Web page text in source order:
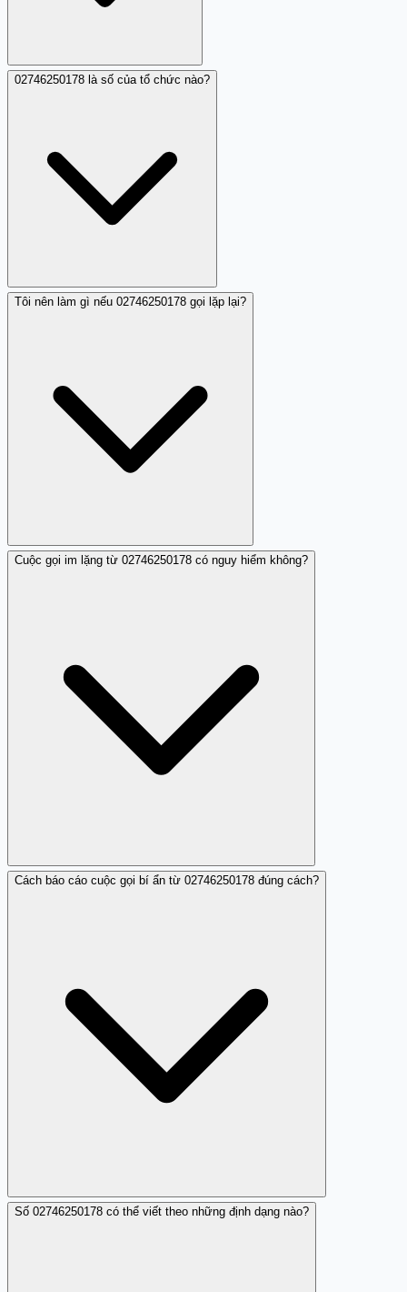
gọi lần 2 cũng ko dám tuốt' - cho thấy cuộc gọi im lặng
hoặc tối nghĩa.
02746250178 là số của tổ chức nào?
02746250178 là số cố định của Viettel tại Bình Dương,
hoặc giới thiệu không rõ ràng.
Tôi nên làm gì nếu 02746250178 gọi lặp lại?
Hãy chặn số 02746250178 ngay sau lần thứ nhất hoặc
đó qua tổng đài công khai để xác minh.
Cuộc gọi im lặng từ 02746250178 có nguy hiểm không?
Cuộc gọi im lặng hoặc bí ẩn từ 02746250178 là dấu hiệu
Cách báo cáo cuộc gọi bí ẩn từ 02746250178 đúng cách?
Báo qua tổng đài 156 (Bộ Thông tin và Truyền thông) để
Số 02746250178 có thể viết theo những định dạng nào?